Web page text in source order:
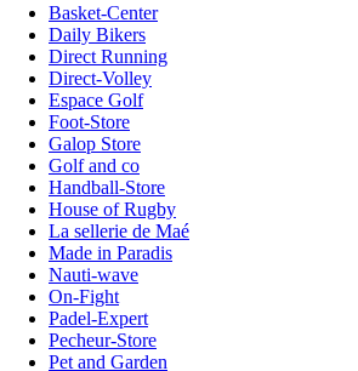
Basket-Center
Daily Bikers
Direct Running
Direct-Volley
Espace Golf
Foot-Store
Galop Store
Golf and co
Handball-Store
House of Rugby
La sellerie de Maé
Made in Paradis
Nauti-wave
On-Fight
Padel-Expert
Pecheur-Store
Pet and Garden